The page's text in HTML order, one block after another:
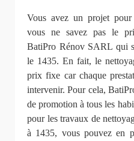
Vous avez un projet
vous ne savez pas le
BatiPro Rénov SARL qui
le 1435. En fait, le
prix fixe car chaque
intervenir. Pour cela,
de promotion à tous les
pour les travaux de
à 1435, vous pouvez en